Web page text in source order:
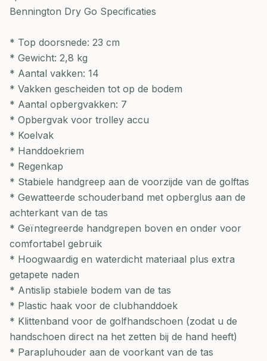
Bennington Dry Go Specificaties
* Top doorsnede: 23 cm
* Gewicht: 2,8 kg
* Aantal vakken: 14
* Vakken gescheiden tot op de bodem
* Aantal opbergvakken: 7
* Opbergvak voor trolley accu
* Koelvak
* Handdoekriem
* Regenkap
* Stabiele handgreep aan de voorzijde van de golftas
* Gewatteerde schouderband met opberglus aan de
achterkant van de tas
* Geïntegreerde handgrepen boven en onder voor
comfortabel gebruik
* Hoogwaardig en waterdicht materiaal plus extra
getapete naden
* Antislip stabiele bodem van de tas
* Plastic haak voor de clubhanddoek
* Klittenband voor de golfhandschoen (zodat u de
handschoen direct na het zetten bij de hand heeft)
* Parapluhouder aan de voorkant van de tas